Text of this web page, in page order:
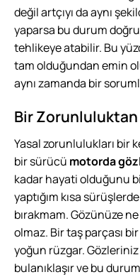
değil artçıyı da aynı
yaparsa bu durum
tehlikeye atabilir. Bu
tam olduğundan emin
aynı zamanda bir
Bir
Yasal zorunlulukları bir
bir sürücü motorda
kadar hayati olduğunu
yaptığım kısa
bırakmam. Gözünüze
olmaz. Bir taş parçası
yoğun rüzgar.
bulanıklaşır ve bu